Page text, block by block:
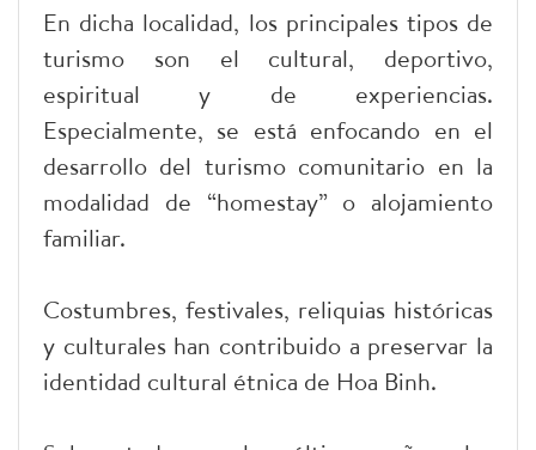
En dicha localidad, los principales tipos de
turismo son el cultural, deportivo,
espiritual y de experiencias.
Especialmente, se está enfocando en el
desarrollo del turismo comunitario en la
modalidad de “homestay” o alojamiento
familiar.
Costumbres, festivales, reliquias históricas
y culturales han contribuido a preservar la
identidad cultural étnica de Hoa Binh.